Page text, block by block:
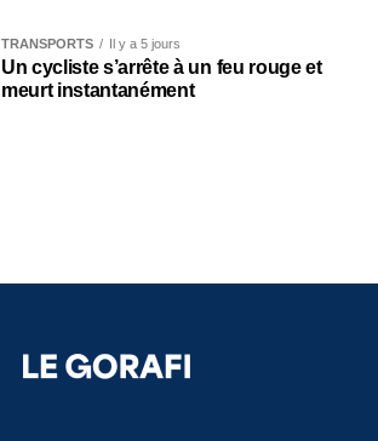
TRANSPORTS Il y a 5 jours
Un cycliste s’arrête à un feu rouge et
meurt instantanément